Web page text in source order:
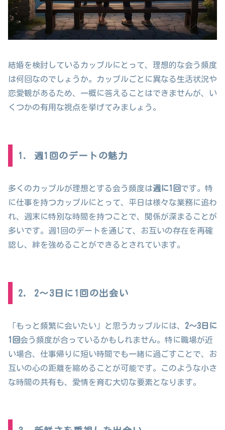
結婚を検討しているカップルにとって、理想的な会う頻度
は何回なのでしょうか。カップルごとに異なる生活状況や
恋愛観があるため、一概に答えることはできませんが、い
くつかの有用な視点を挙げてみましょう。
1. 週1回のデートの魅力
多くのカップルが理想とする会う頻度は週に1回です。特
に仕事を持つカップルにとって、平日は様々な業務に追わ
れ、週末に特別な時間を持つことで、関係が深まることが
多いです。週1回のデートを通じて、お互いの存在を再確
認し、絆を強めることができるとされています。
2. 2〜3日に1回の出会い
「もっと頻繁に会いたい」と思うカップルには、 2〜3日に
1回会う頻度が合っているかもしれません。特に職場が近
い場合、仕事帰りに短い時間でも一緒に過ごすことで、お
互いの心の距離を縮めることが可能です。このような小さ
な時間の共有も、愛情を育む大切な要素となります。